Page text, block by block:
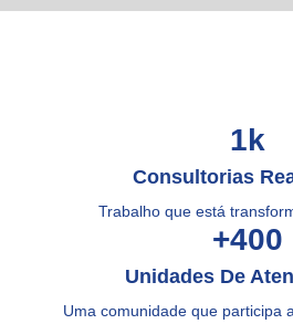
1k
Consultorias
Trabalho que está
+400
Unidades De
Uma comunidade que participa